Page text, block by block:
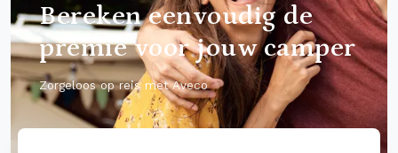
Bereken eenvoudig de
premie voor jouw camper
Zorgeloos op reis met Aveco